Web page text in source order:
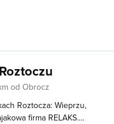
od Obrocz
Roztocza: Wieprzu,
firma RELAKS.